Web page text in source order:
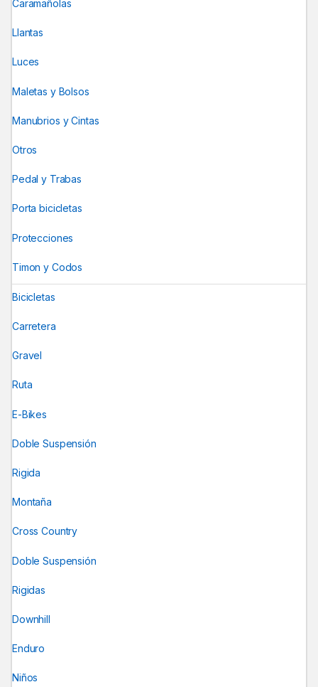
Caramañolas
Llantas
Luces
Maletas y Bolsos
Manubrios y Cintas
Otros
Pedal y Trabas
Porta bicicletas
Protecciones
Timon y Codos
Bicicletas
Carretera
Gravel
Ruta
E-Bikes
Doble Suspensión
Rigida
Montaña
Cross Country
Doble Suspensión
Rigidas
Downhill
Enduro
Niños